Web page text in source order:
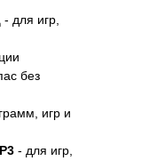
- для игр,
без
игр и
- для игр,